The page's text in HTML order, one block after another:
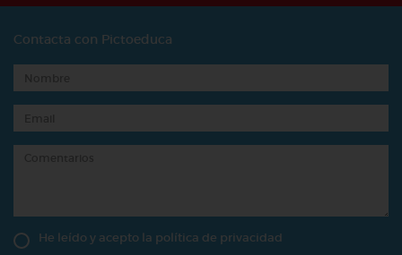
Contacta con Pictoeduca
He leído y acepto la política de privacidad